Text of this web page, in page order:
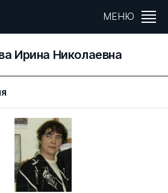
МЕНЮ
Ирина Николаевна